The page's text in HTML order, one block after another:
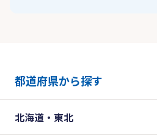
都道府県から探す
北海道・東北